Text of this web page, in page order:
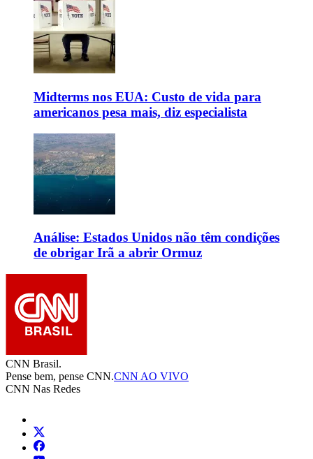
Midterms nos EUA: Custo de vida para
americanos pesa mais, diz especialista
Análise: Estados Unidos não têm condições
de obrigar Irã a abrir Ormuz
CNN Brasil.
Pense bem, pense CNN.CNN AO VIVO
CNN Nas Redes